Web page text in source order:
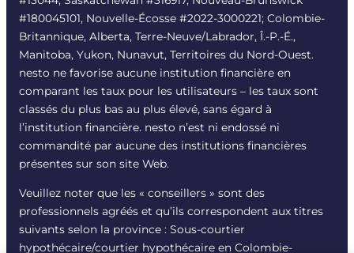
#180045101, Nouvelle-Écosse #2022-3000221; Colombie-
Britannique, Alberta, Terre-Neuve/Labrador, Î.-P.-É.,
Manitoba, Yukon, Nunavut, Territoires du Nord-Ouest.
nesto ne favorise aucune institution financière en
comparant les taux pour les utilisateurs – les taux sont
classés du plus bas au plus élevé, sans égard à
l’institution financière. nesto n’est ni endossé ni
commandité par aucune des institutions financières
présentes sur son site Web.
Veuillez noter que les « conseillers » sont des
professionnels agréés et qu’ils correspondent aux titres
suivants selon la province : Sous-courtier
hypothécaire/courtier hypothécaire en Colombie-